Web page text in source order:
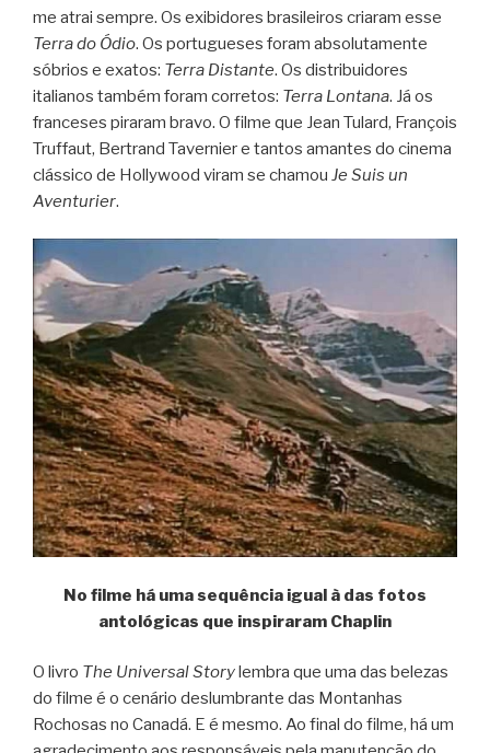
me atrai sempre. Os exibidores brasileiros criaram esse
Terra do Ódio. Os portugueses foram absolutamente
sóbrios e exatos: Terra Distante. Os distribuidores
italianos também foram corretos: Terra Lontana. Já os
franceses piraram bravo. O filme que Jean Tulard, François
Truffaut, Bertrand Tavernier e tantos amantes do cinema
clássico de Hollywood viram se chamou Je Suis un
Aventurier.
No filme há uma sequência igual à das fotos
antológicas que inspiraram Chaplin
O livro The Universal Storylembra que uma das belezas
do filme é o cenário deslumbrante das Montanhas
Rochosas no Canadá. E é mesmo. Ao final do filme, há um